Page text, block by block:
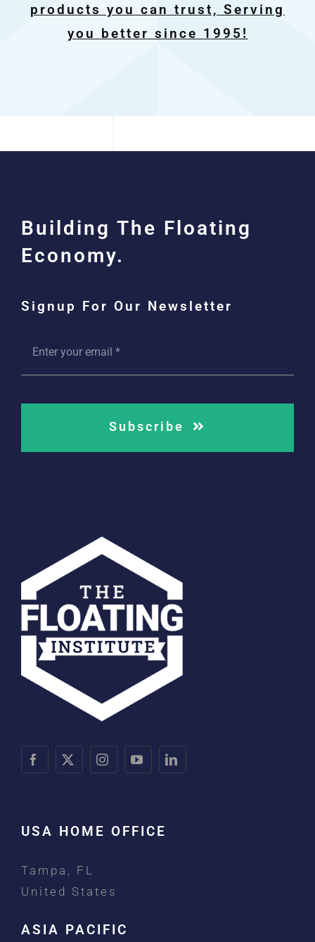
products you can trust, Serving
you better since 1995!
Building The Floating
Economy.
Signup For Our Newsletter
Subscribe
USA HOME OFFICE
Tampa, FL
United States
ASIA PACIFIC